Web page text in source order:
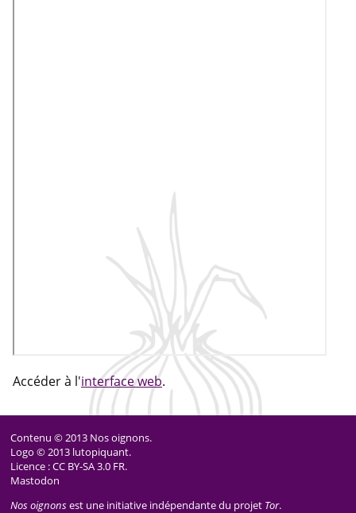
Accéder à l'interface web.
Contenu © 2013 Nos oignons.
Logo © 2013 lutopiquant.
Licence :CC BY-SA 3.0 FR.
Mastodon
Nos oignonsest une initiative indépendante du projet Tor.